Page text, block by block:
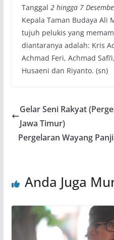
Tanggal 2 hingga 7
Kepala Taman Budaya Ali
tujuh pelukis yang
diantaranya adalah: Kris
Achmad Feri, Achmad
Husaeni dan Riyanto. (sn)
Gelar Seni Rakyat
Jawa Timur)
Pergelaran Wayang
Anda Juga